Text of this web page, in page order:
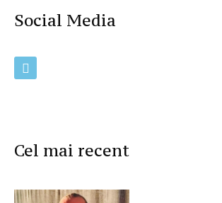
Social Media
Cel mai recent